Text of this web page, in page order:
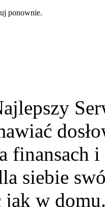
ponownie.
finansach
siebie
jak w